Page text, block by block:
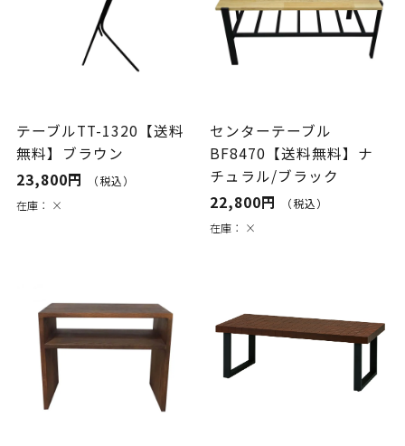
テーブルTT-1320【送料
無料】ブラウン
23,800円
（税込）
在庫： ×
センターテーブル
BF8470【送料無料】ナ
チュラル/ブラック
22,800円
（税込）
在庫： ×